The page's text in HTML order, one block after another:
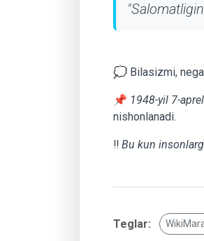
💭 Bilasizmi,
📌 1948-yil 7-aprel
nishonlanadi.
‼️ Bu kun
Teglar: